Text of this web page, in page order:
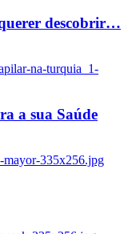
querer descobrir…
na-turquia_1-
a sua Saúde
mayor-335x256.jpg